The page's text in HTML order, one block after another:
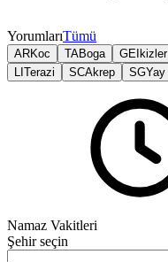
YorumlarıTümü
ARKoc TABoga GEIkizler
LITerazi SCAkrep SGYay
Namaz Vakitleri
Şehir seçin